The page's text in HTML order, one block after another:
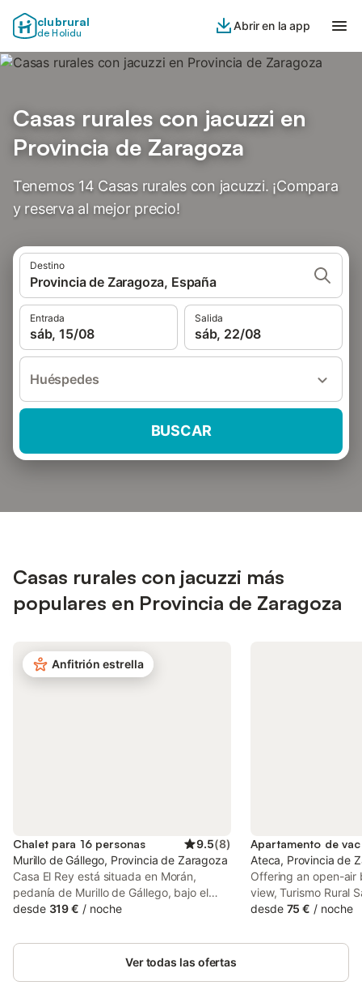
clubrural
de Holidu
Abrir en la app
Casas rurales con jacuzzi en
Provincia de Zaragoza
Tenemos 14 Casas rurales con jacuzzi. ¡Compara
y reserva al mejor precio!
Destino
Provincia de Zaragoza, España
Entrada
sáb, 15/08
Salida
sáb, 22/08
Huéspedes
BUSCAR
Casas rurales con jacuzzi más
populares en Provincia de Zaragoza
Anfitrión estrella
Chalet para 16 personas 9.5(8)
Murillo de Gállego, Provincia de Zaragoza
Casa El Rey está situada en Morán,
pedanía de Murillo de Gállego, bajo el
área de influencia de las Comarcas del
pertenecientes a la Hoya de Huesca y
que forman el Prepirineo Aragonés.
desde 319 € / noche
Ateca, Provincia de
Offering an open-air
view, Turismo Rural
in Ateca, 30 km
Piedra Natural Park.
desde 75 € / noche
Ver todas las ofertas